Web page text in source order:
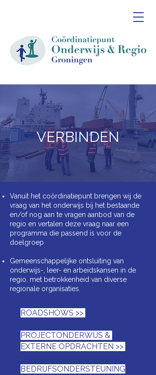
VERBINDEN
Vanuit het coördinatiepunt brengen wij de
vraag van het onderwijs bij het bestaande
en/of nog aan te vragen aanbod van de
regio en vertalen deze vraag naar een
programma die passend is voor de
doelgroep
Gemeenschappelijke ontsluiting van
onderwijs-, leer- en arbeidskansen in de
regio, met betrokkenheid van diverse
regionale organisaties.
ROADSHOWS >>
PROJECTONDERWIJS &
EXTERNE OPDRACHTEN >>
BEDRIJFSONDERSTEUNING